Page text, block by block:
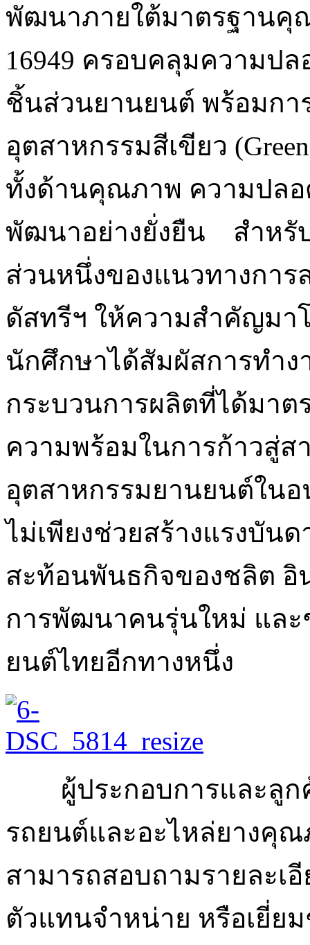
พัฒนาภายใต้มาตรฐานคุณ
16949 ครอบคลุมความป
ชิ้นส่วนยานยนต์ พร้อมกา
อุตสาหกรรมสีเขียว
ทั้งด้านคุณภาพ ความปล
พัฒนาอย่างยั่งยืน สำหรั
ส่วนหนึ่งของแนวทางกา
ดัสทรีฯ ให้ความสำคัญมา
นักศึกษาได้สัมผัสการทำง
กระบวนการผลิตที่ได้มาต
ความพร้อมในการก้าวสู่ส
อุตสาหกรรมยานยนต์ในอ
ไม่เพียงช่วยสร้างแรงบัน
สะท้อนพันธกิจของชลิต อิ
การพัฒนาคนรุ่นใหม่ แล
ยนต์ไทยอีกทางหนึ่ง
ผู้ประกอบการและลู
รถยนต์และอะไหล่ยางคุณ
สามารถสอบถามรายละเ
ตัวแทนจำหน่าย หรือเยี่ย